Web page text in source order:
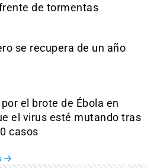
de tormentas
se recupera de un año
el brote de Ébola en
el virus esté mutando tras
casos